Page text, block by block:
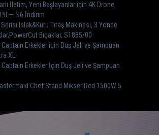
İletim, Yeni Başlayanlar için 4K Drone,
— %6 İndirim
Islak&Kuru Tıraş Makinesi, 3 Yönde
Bıçaklar, S1885/00
Erkekler için Duş Jeli ve Şampuan
XL
Erkekler İçin Duş Jeli ve Şampuan
Chef Stand Mikser Red 1500W 5